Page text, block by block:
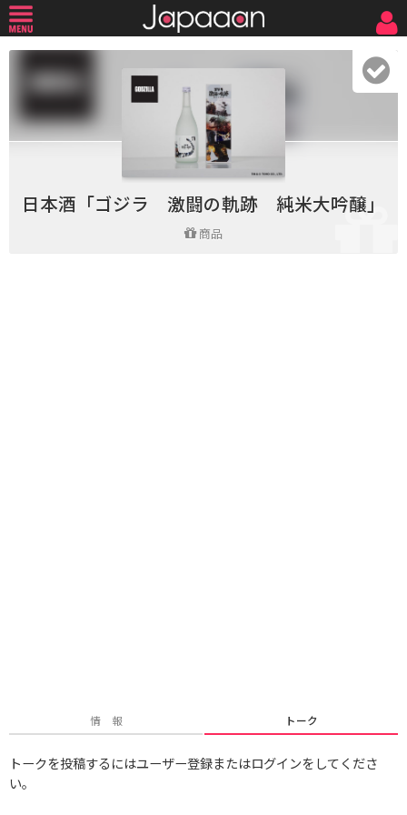
日本酒「ゴジラ 激闘の軌跡 純米大吟醸」
商品
情 報 トーク
トークを投稿するにはユーザー登録またはログインをしてくださ
い。